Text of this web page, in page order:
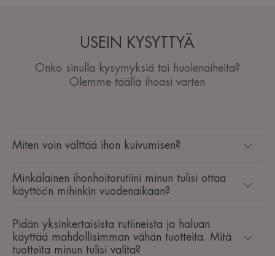
USEIN KYSYTTYÄ
Onko sinulla kysymyksiä tai huolenaiheita?
Olemme täällä ihoasi varten
Miten voin välttää ihon kuivumisen?
Minkälainen ihonhoitorutiini minun tulisi ottaa
käyttöön mihinkin vuodenaikaan? ​
Pidän yksinkertaisista rutiineista ja haluan
käyttää mahdollisimman vähän tuotteita. Mitä
tuotteita minun tulisi valita?